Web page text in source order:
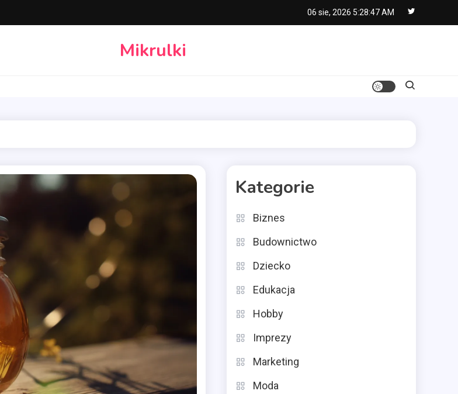
06 sie, 2026 5:28:48 AM
Mikrulki
Kategorie
Biznes
Budownictwo
Dziecko
Edukacja
Hobby
Imprezy
Marketing
Moda